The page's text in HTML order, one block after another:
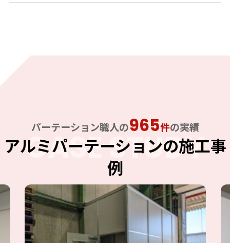
CASE STUDY
パーテーション職人の965件の実績
アルミパーテーションの施工事
例